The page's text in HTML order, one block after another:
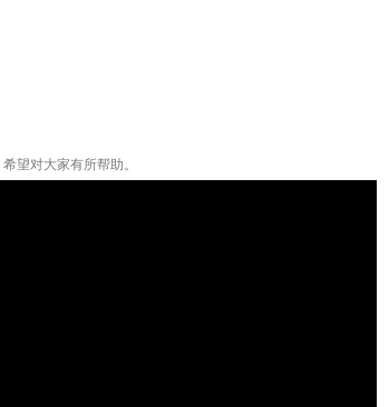
望对大家有所帮助。